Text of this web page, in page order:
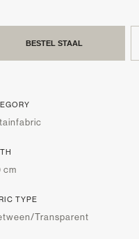
BESTEL STAAL
cm
TYPE
Transparent